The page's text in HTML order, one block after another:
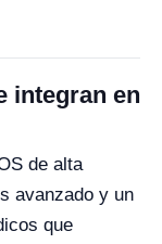
integran en
de alta
avanzado y un
que